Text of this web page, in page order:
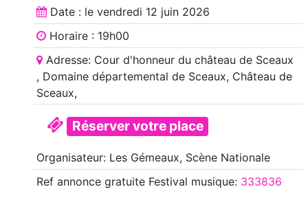
Date : le vendredi 12 juin 2026
Horaire : 19h00
Adresse: Cour d'honneur du château de Sceaux
, Domaine départemental de Sceaux, Château de
Sceaux,
Réserver votre place
Organisateur: Les Gémeaux, Scène Nationale
Ref annoncegratuite Festival musique: 333836